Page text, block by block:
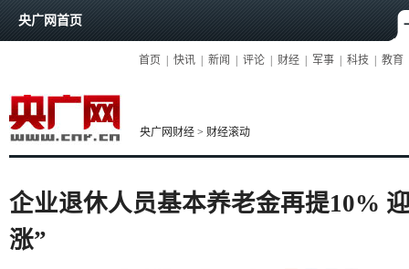
央广网首页
首页 快讯 新闻 评论 财经 军事 科技 教育
央广网财经 > 财经滚动
企业退休人员基本养老金再提10%
涨”